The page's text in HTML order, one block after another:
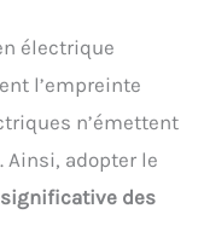
électrique
l’empreinte
n’émettent
Ainsi, adopter le
des